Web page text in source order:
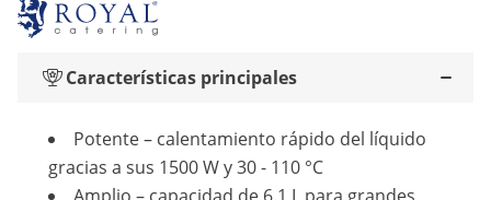
Características principales
Potente – calentamiento rápido del líquido
gracias a sus 1500 W y 30 - 110 °C